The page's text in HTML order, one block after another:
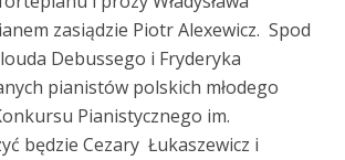
zasiądzie Piotr Alexewicz. Spod
Debussego i Fryderyka
pianistów polskich młodego
Pianistycznego im.
będzie Cezary Łukaszewicz i